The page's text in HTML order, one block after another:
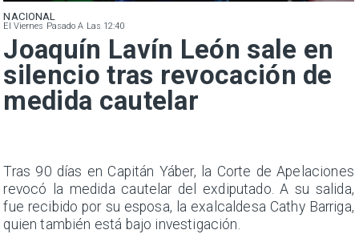
NACIONAL
El Viernes Pasado A Las 12:40
Joaquín Lavín León sale en
silencio tras revocación de
medida cautelar
Tras 90 días en Capitán Yáber, la Corte de Apelaciones
revocó la medida cautelar del exdiputado. A su salida,
fue recibido por su esposa, la exalcaldesa Cathy Barriga,
quien también está bajo investigación.